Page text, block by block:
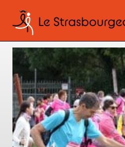
IMG_8228